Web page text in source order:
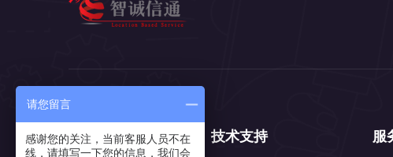
产品中心 技术支持 服
请您留言
感谢您的关注，当前客服人员不在
线，请填写一下您的信息，我们会